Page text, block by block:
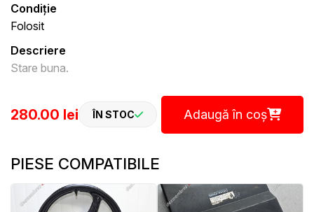
Condiție
Folosit
Descriere
Stare buna.
280.00 lei ÎN STOC Adaugă în coș
PIESE COMPATIBILE